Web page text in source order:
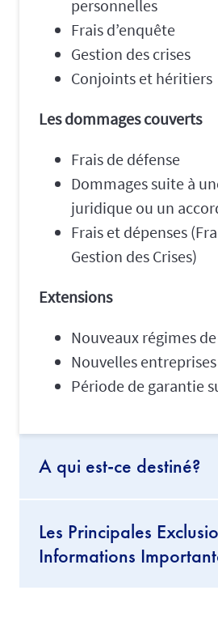
personnelles
Frais d’enquête
Gestion des crises
Conjoints et héritiers
Les dommages couverts
Frais de défense
Dommages suite à
juridique ou un
Frais et dépenses
Gestion des Crises)
Extensions
Nouveaux régimes
Nouvelles
Période de garantie
A qui est-ce destiné?
Les Principales
Informations